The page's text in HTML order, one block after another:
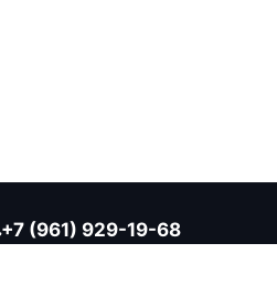
+7 (961) 929-19-68